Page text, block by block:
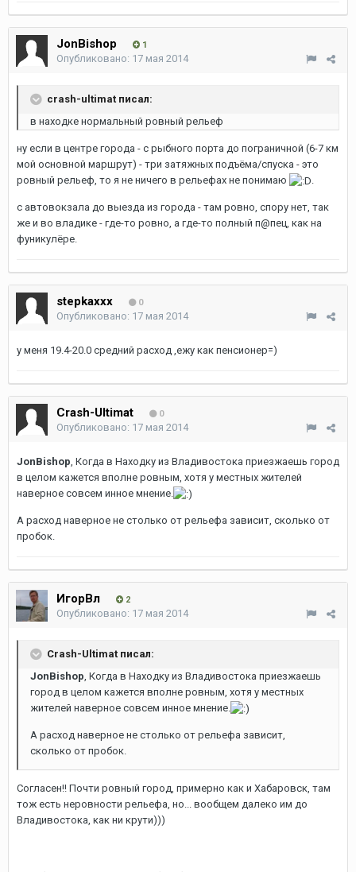
JonBishop 1
Опубликовано: 17 мая 2014
crash-ultimat писал:
в находке нормальный ровный рельеф
ну если в центре города - с рыбного порта до пограничной (6-7 км
мой основной маршрут) - три затяжных подъёма/спуска - это
ровный рельеф, то я не ничего в рельефах не понимаю
.
с автовокзала до выезда из города - там ровно, спору нет, так
же и во владике - где-то ровно, а где-то полный п@пец, как на
фуникулёре.
stepkaxxx 0
Опубликовано: 17 мая 2014
у меня 19.4-20.0 средний расход ,ежу как пенсионер=)
Crash-Ultimat 0
Опубликовано: 17 мая 2014
JonBishop, Когда в Находку из Владивостока приезжаешь город
в целом кажется вполне ровным, хотя у местных жителей
наверное совсем инное мнение.
А расход наверное не столько от рельефа зависит, сколько от
пробок.
ИгорВл 2
Опубликовано: 17 мая 2014
Crash-Ultimat писал:
JonBishop, Когда в Находку из Владивостока приезжаешь
город в целом кажется вполне ровным, хотя у местных
жителей наверное совсем инное мнение.
А расход наверное не столько от рельефа зависит,
сколько от пробок.
Согласен!! Почти ровный город, примерно как и Хабаровск, там
тож есть неровности рельефа, но... вообщем далеко им до
Владивостока, как ни крути)))